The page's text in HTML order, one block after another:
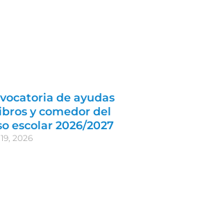
de ayudas
y comedor del
escolar 2026/2027
2026